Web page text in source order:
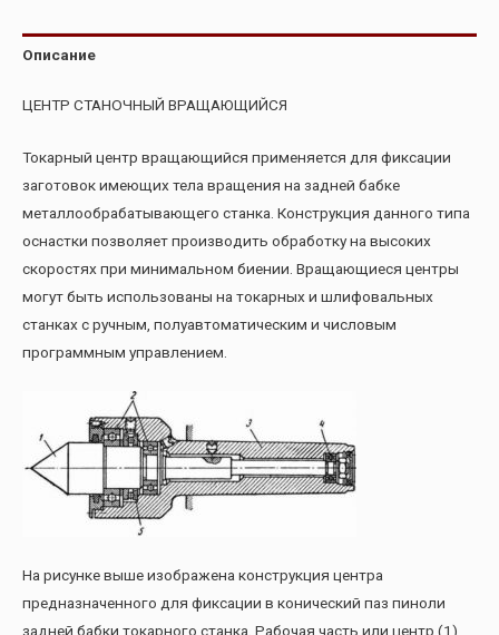
Описание
ЦЕНТР СТАНОЧНЫЙ ВРАЩАЮЩИЙСЯ
Токарный центр вращающийся применяется для фиксации
заготовок имеющих тела вращения на задней бабке
металлообрабатывающего станка. Конструкция данного типа
оснастки позволяет производить обработку на высоких
скоростях при минимальном биении. Вращающиеся центры
могут быть использованы на токарных и шлифовальных
станках с ручным, полуавтоматическим и числовым
программным управлением.
На рисунке выше изображена конструкция центра
предназначенного для фиксации в конический паз пиноли
задней бабки токарного станка. Рабочая часть или центр (1)